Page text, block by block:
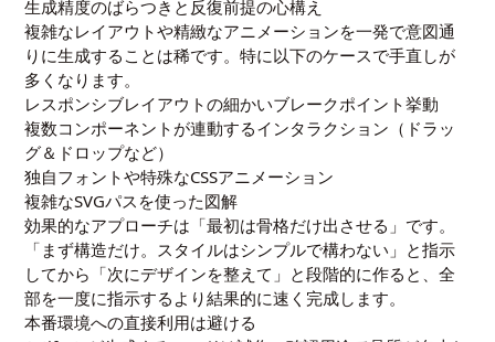
生成精度のばらつきと反復前提の心構え
複雑なレイアウトや精緻なアニメーションを一発で意図通
りに生成することは稀です。特に以下のケースで手直しが
多くなります。
レスポンシブレイアウトの細かいブレークポイント挙動
複数コンポーネントが連動するインタラクション（ドラッ
グ＆ドロップなど）
独自フォントや特殊なCSSアニメーション
複雑なSVGパスを使った図解
効果的なアプローチは「最初は骨格だけ出させる」です。
「まず構造だけ。スタイルはシンプルで構わない」と指示
してから「次にデザインを整えて」と段階的に作ると、全
部を一度に指示するより結果的に速く完成します。
本番環境への直接利用は避ける